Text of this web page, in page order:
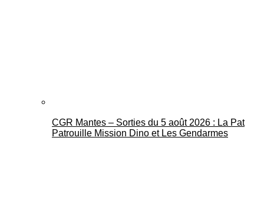
CGR Mantes – Sorties du 5 août 2026 : La Pat
Patrouille Mission Dino et Les Gendarmes